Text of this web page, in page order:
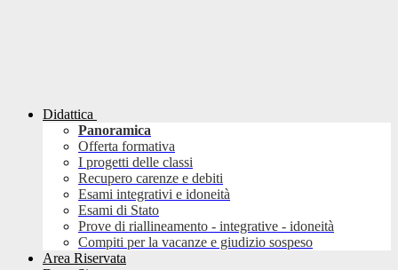
Didattica
Panoramica
Offerta formativa
I progetti delle classi
Recupero carenze e debiti
Esami integrativi e idoneità
Esami di Stato
Prove di riallineamento - integrative - idoneità
Compiti per la vacanze e giudizio sospeso
Area Riservata